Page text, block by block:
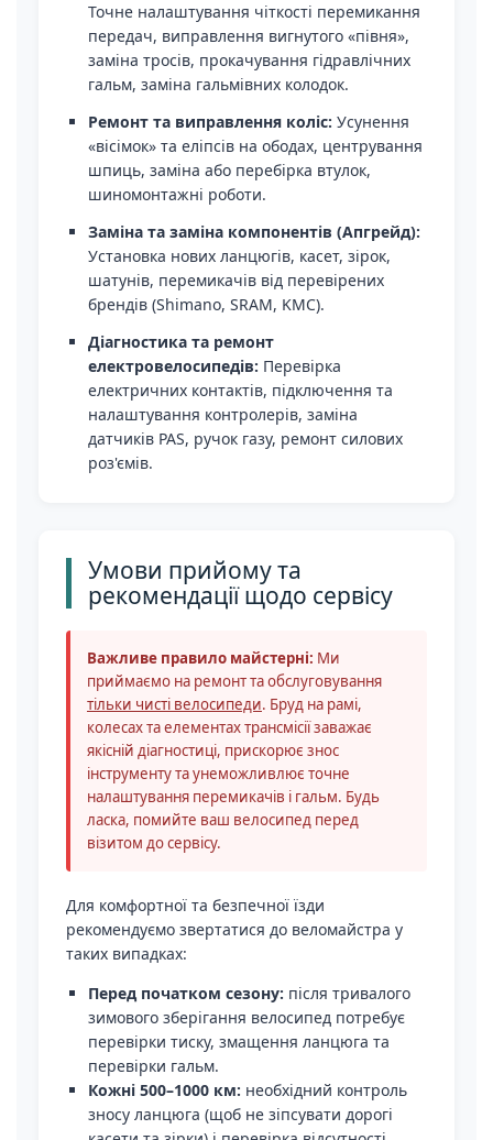
Точне налаштування чіткості перемикання
передач, виправлення вигнутого «півня»,
заміна тросів, прокачування гідравлічних
гальм, заміна гальмівних колодок.
Ремонт та виправлення коліс: Усунення
«вісімок» та еліпсів на ободах, центрування
шпиць, заміна або перебірка втулок,
шиномонтажні роботи.
Заміна та заміна компонентів (Апгрейд):
Установка нових ланцюгів, касет, зірок,
шатунів, перемикачів від перевірених
брендів (Shimano, SRAM, KMC).
Діагностика та ремонт
електровелосипедів: Перевірка
електричних контактів, підключення та
налаштування контролерів, заміна
датчиків PAS, ручок газу, ремонт силових
роз'ємів.
Умови прийому та
рекомендації щодо сервісу
Важливе правило майстерні: Ми
приймаємо на ремонт та обслуговування
тільки чисті велосипеди. Бруд на рамі,
колесах та елементах трансмісії заважає
якісній діагностиці, прискорює знос
інструменту та унеможливлює точне
налаштування перемикачів і гальм. Будь
ласка, помийте ваш велосипед перед
візитом до сервісу.
Для комфортної та безпечної їзди
рекомендуємо звертатися до веломайстра у
таких випадках:
Перед початком сезону: після тривалого
зимового зберігання велосипед потребує
перевірки тиску, змащення ланцюга та
перевірки гальм.
Кожні 500–1000 км: необхідний контроль
зносу ланцюга (щоб не зіпсувати дорогі